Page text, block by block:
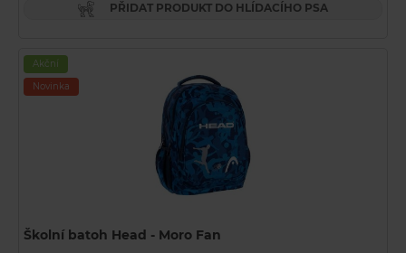
PŘIDAT PRODUKT DO HLÍDACÍHO PSA
Akční
Novinka
Školní batoh Head - Moro Fan